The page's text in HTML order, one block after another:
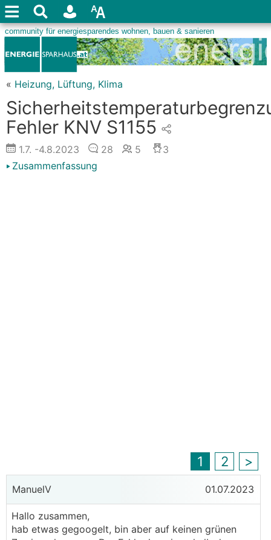
« Heizung, Lüftung, Klima
Fehler KNV S1155
1.7. -4.8.2023 28 5
3
Zusammenfassung
1 2 >
ManuelV 01.07.2023
Hallo zusammen,
hab etwas gegoogelt, bin aber auf keinen grünen